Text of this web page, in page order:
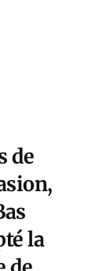
de
la